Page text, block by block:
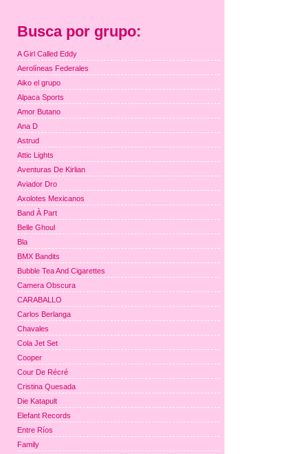
Busca por grupo:
A Girl Called Eddy
Aerolíneas Federales
Aiko el grupo
Alpaca Sports
Amor Butano
Ana D
Astrud
Attic Lights
Aventuras De Kirlian
Aviador Dro
Axolotes Mexicanos
Band À Part
Belle Ghoul
Bla
BMX Bandits
Bubble Tea And Cigarettes
Camera Obscura
CARABALLO
Carlos Berlanga
Chavales
Cola Jet Set
Cooper
Cour De Récré
Cristina Quesada
Die Katapult
Elefant Records
Entre Ríos
Family